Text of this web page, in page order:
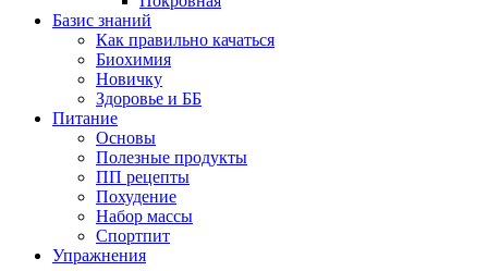
Базис знаний
Как правильно качаться
Биохимия
Новичку
Здоровье и ББ
Питание
Основы
Полезные продукты
ПП рецепты
Похудение
Набор массы
Спортпит
Упражнения